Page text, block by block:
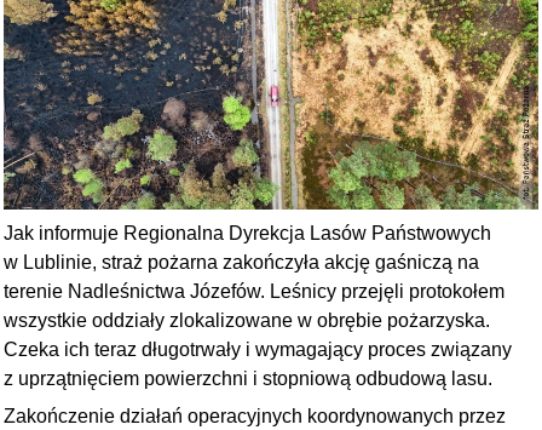
Jak informuje Regionalna Dyrekcja Lasów Państwowych
w Lublinie, straż pożarna zakończyła akcję gaśniczą na
terenie Nadleśnictwa Józefów. Leśnicy przejęli protokołem
wszystkie oddziały zlokalizowane w obrębie pożarzyska.
Czeka ich teraz długotrwały i wymagający proces związany
z uprzątnięciem powierzchni i stopniową odbudową lasu.
Zakończenie działań operacyjnych koordynowanych przez